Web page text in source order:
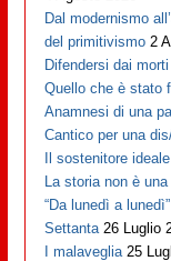
Dal modernismo
del primitivismo 2
Difendersi dai morti
Quello che è stato
Anamnesi di una
Cantico per una
Il sostenitore ideale
La storia non è
“Da lunedì a
Settanta 26 Luglio
I malaveglia 25